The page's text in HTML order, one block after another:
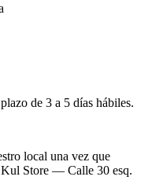
de 3 a 5 días hábiles.
local una vez que
Kul Store — Calle 30 esq.